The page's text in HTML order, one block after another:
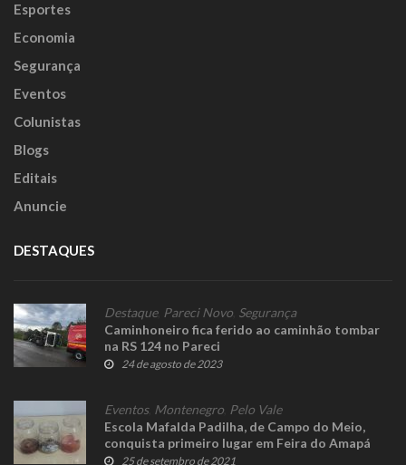
Esportes
Economia
Segurança
Eventos
Colunistas
Blogs
Editais
Anuncie
DESTAQUES
Destaque, Pareci Novo Segurança
Caminhoneiro fica ferido ao caminhão tombar
na RS 124 no Pareci
24 de agosto de 2023
Eventos, Montenegro Pelo Vale
Escola Mafalda Padilha, de Campo do Meio,
conquista primeiro lugar em Feira do Amapá
25 de setembro de 2021